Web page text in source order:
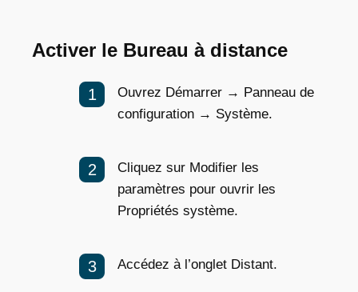
Activer le Bureau à distance
Ouvrez Démarrer → Panneau de
configuration → Système.
Cliquez sur Modifier les
paramètres pour ouvrir les
Propriétés système.
Accédez à l’onglet Distant.